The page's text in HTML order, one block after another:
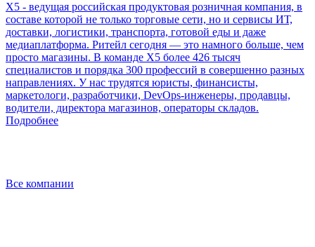
Х5 - ведущая российская продуктовая розничная компания, в
составе которой не только торговые сети, но и сервисы ИТ,
доставки, логистики, транспорта, готовой еды и даже
медиаплатформа. Ритейл сегодня — это намного больше, чем
просто магазины. В команде Х5 более 426 тысяч
специалистов и порядка 300 профессий в совершенно разных
направлениях. У нас трудятся юристы, финансисты,
маркетологи, разработчики, DevOps-инженеры, продавцы,
водители, директора магазинов, операторы складов.
Подробнее
Все компании